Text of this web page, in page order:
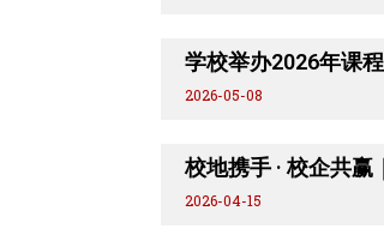
学校举办2026年课
2026-05-08
校地携手 · 校企共
2026-04-15